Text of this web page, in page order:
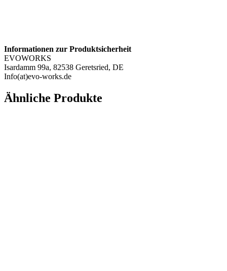
Informationen zur Produktsicherheit
EVOWORKS
Isardamm 99a, 82538 Geretsried, DE
Info(at)evo-works.de
Ähnliche Produkte